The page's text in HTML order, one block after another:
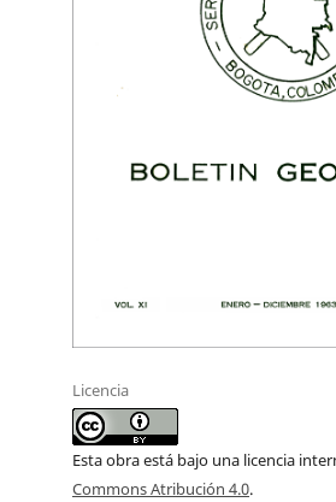
Licencia
Esta obra está bajo una licencia
Commons Atribución 4.0.